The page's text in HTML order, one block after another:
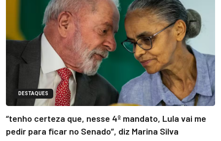
DESTAQUES
“tenho certeza que, nesse 4º mandato, Lula vai me
pedir para ficar no Senado”, diz Marina Silva